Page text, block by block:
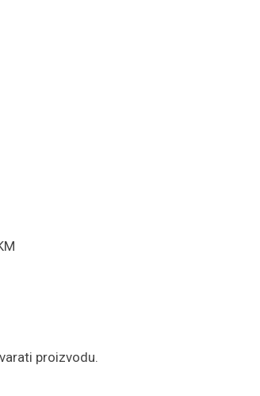
proizvodu.